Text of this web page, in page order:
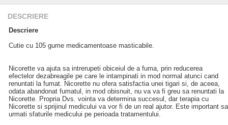
DESCRIERE
Descriere
Cutie cu 105 gume medicamentoase masticabile.
Nicorette va ajuta sa intrerupeti obiceiul de a fuma, prin reducerea
efectelor dezabreagile pe care le intampinati in mod normal atunci cand
renuntati la fumat. Nicorette nu ofera satisfactia unei tigari si, de aceea,
odata abandonat fumatul, in mod obisnuit, nu va va fi greu sa renuntati la
Nicorette. Propria Dvs. vointa va determina succesul, dar terapia cu
Nicorette si sprijinul medicului va vor fi de un real ajutor. Este important sa
urmati sfaturile medicului pe perioada tratamentului.